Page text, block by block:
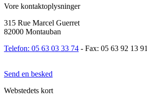
Vore kontaktoplysninger
315 Rue Marcel Guerret
82000 Montauban
Telefon: 05 63 03 33 74 - Fax: 05 63 92 13 91
Send en besked
Webstedets kort